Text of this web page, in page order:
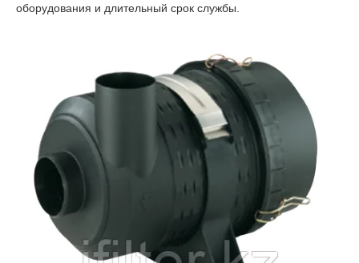
оборудования и длительный срок службы.